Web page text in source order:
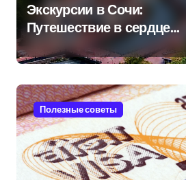
Экскурсии в Сочи:
Путешествие в сердце
Черноморского курорта
Полезные советы